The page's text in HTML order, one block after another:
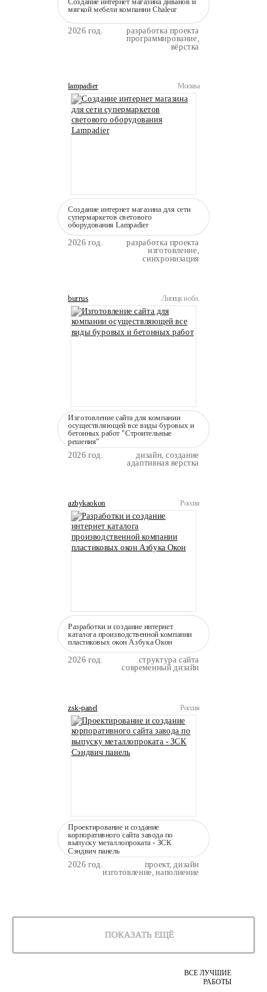
мягкой мебели компании Сhaleur
2026 год. разработка проекта
программирование,
вёрстка
lampadier Москва
Создание интернет магазина для сети
супермаркетов светового
оборудования Lampadier
2026 год. разработка проекта
изготовление,
синхронизация
burrus Липецк и обл.
Изготовление сайта для компании
осуществляющей все виды буровых и
бетонных работ "Строительные
решения"
2026 год. дизайн, создание
адаптивная верстка
azbykaokon Россия
Разработки и создание интернет
каталога производственной компании
пластиковых окон Азбука Окон
2026 год.
структура сайта
современный дизайн
zsk-panel Россия
Проектирование и создание
корпоративного сайта завода по
выпуску металлопроката - ЗСК
Сэндвич панель
2026 год.
проект, дизайн
изготовление, наполнение
ПОКАЗАТЬ ЕЩЁ
ВСЕ ЛУЧШИЕ
РАБОТЫ